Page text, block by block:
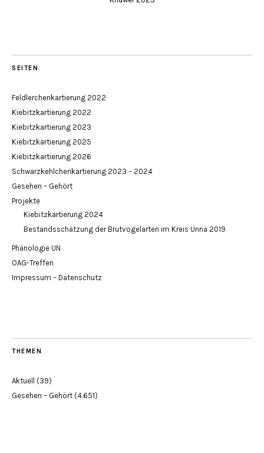
SEITEN
Feldlerchenkartierung 2022
Kiebitzkartierung 2022
Kiebitzkartierung 2023
Kiebitzkartierung 2025
Kiebitzkartierung 2026
Schwarzkehlchenkartierung 2023 – 2024
Gesehen – Gehört
Projekte
Kiebitzkartierung 2024
Bestandsschätzung der Brutvogelarten im Kreis Unna 2019
Phänologie UN
OAG-Treffen
Impressum – Datenschutz
THEMEN
Aktuell
(39)
Gesehen – Gehört (4.651)